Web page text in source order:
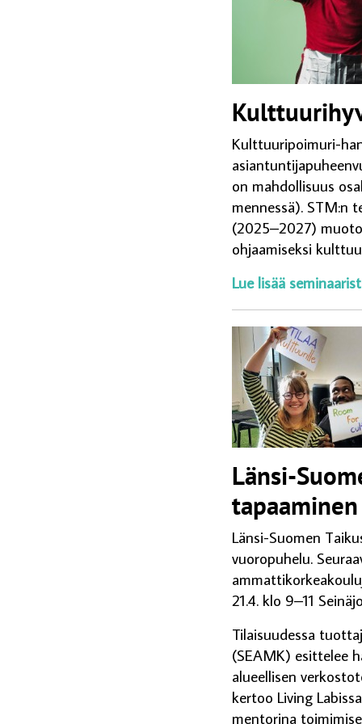
Kulttuuripoimuri-
on mahdollisuus
mennessä). STM:n
(2025–2027)
ohjaamiseksi
Lue lisää
Länsi-
Länsi-Suomen
vuoropuhelu.
21.4. klo 9–11
Tilaisuudessa
(SEAMK) esittelee
alueellisen
kertoo Living
mentorina